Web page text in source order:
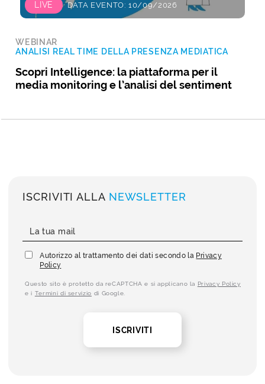
LIVE DATA EVENTO: 10/09/2026
WEBINAR
ANALISI REAL TIME DELLA PRESENZA MEDIATICA
Scopri Intelligence: la piattaforma per il
media monitoring e l’analisi del sentiment
ISCRIVITI ALLA NEWSLETTER
Autorizzo al trattamento dei dati secondo la Privacy
Policy
Questo sito è protetto da reCAPTCHA e si applicano la Privacy Policy
e i Termini di servizio di Google.
ISCRIVITI